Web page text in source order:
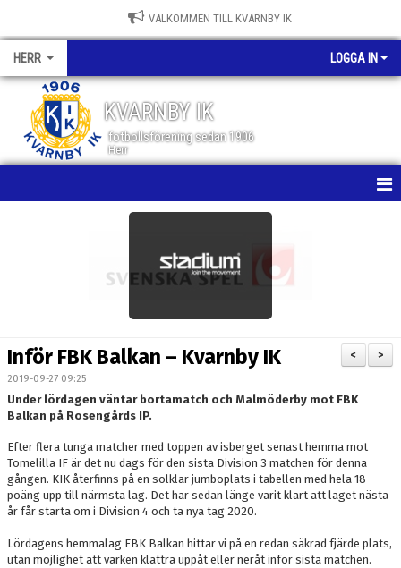
VÄLKOMMEN TILL KVARNBY IK
HERR LOGGA IN
KVARNBY IK
fotbollsförening sedan 1906
Herr
TRUPPEN
OM LAGET
BILDGALLERI
DOKUMENT
>
<
Inför FBK Balkan – Kvarnby IK
2019-09-27 09:25
Under lördagen väntar bortamatch och Malmöderby mot FBK
Balkan på Rosengårds IP.
Efter flera tunga matcher med toppen av isberget senast hemma mot
Tomelilla IF är det nu dags för den sista Division 3 matchen för denna
gången. KIK återfinns på en solklar jumboplats i tabellen med hela 18
poäng upp till närmsta lag. Det har sedan länge varit klart att laget nästa
år får starta om i Division 4 och ta nya tag 2020.
Lördagens hemmalag FBK Balkan hittar vi på en redan säkrad fjärde plats,
utan möjlighet att varken klättra uppåt eller neråt inför sista matchen.